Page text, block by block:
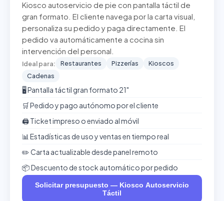
Kiosco autoservicio de pie con pantalla táctil de
gran formato. El cliente navega por la carta visual,
personaliza su pedido y paga directamente. El
pedido va automáticamente a cocina sin
intervención del personal.
Ideal para: Restaurantes Pizzerías
Kioscos
Cadenas
🖥️ Pantalla táctil gran formato 21"
🛒 Pedido y pago autónomo por el cliente
🖨️ Ticket impreso o enviado al móvil
📊 Estadísticas de uso y ventas en tiempo real
✏️ Carta actualizable desde panel remoto
📦 Descuento de stock automático por pedido
Solicitar presupuesto — Kiosco Autoservicio
Táctil